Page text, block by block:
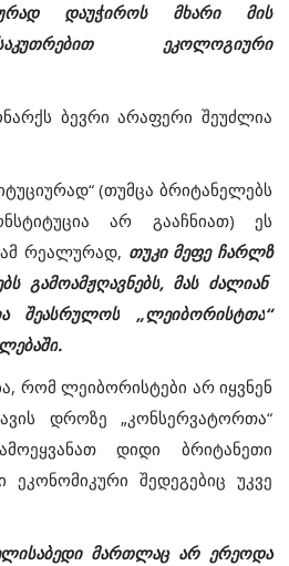
დაუჭიროს მხარი
მის
ეკოლოგიური
ბევრი არაფერი შეუძლია
“ (თუმცა ბრიტანელებს
არ გააჩნიათ) ეს
რეალურად, თუკი მეფე ჩარლზ
გამოამჟღავნებს, მას ძალიან
შეასრულოს „ლეიბორისტთა“
.
, რომ ლეიბორისტები არ იყვნენ
დროზე „კონსერვატორთა“
დიდი
ბრიტანეთი
ეკონომიკური შედეგებიც უკვე
მართლაც არ ერეოდა